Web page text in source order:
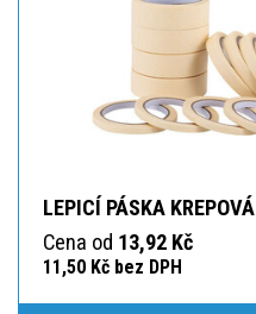
LEPICÍ PÁSKA KREPOVÁ
Cena od 13,92 Kč
11,50 Kč bez DPH